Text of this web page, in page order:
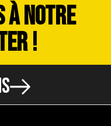
À NOTRE
!